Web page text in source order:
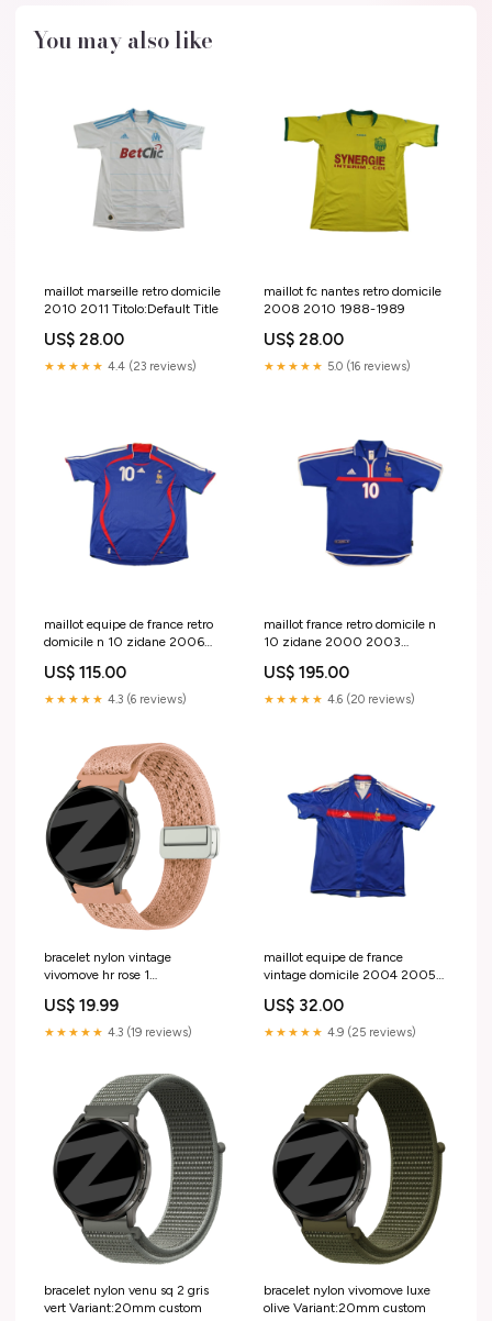
You may also like
maillot marseille retro domicile
2010 2011 Titolo:Default Title
US$ 28.00
★★★★★ 4.4 (23 reviews)
maillot fc nantes retro domicile
2008 2010 1988-1989
US$ 28.00
★★★★★ 5.0 (16 reviews)
maillot equipe de france retro
domicile n 10 zidane 2006
US$ 115.00
★★★★★ 4.3 (6 reviews)
maillot france retro domicile n
10 zidane 2000 2003
US$ 195.00
★★★★★ 4.6 (20 reviews)
bracelet nylon vintage
vivomove hr rose 1
US$ 19.99
★★★★★ 4.3 (19 reviews)
maillot equipe de france
vintage domicile 2004 2005
US$ 32.00
★★★★★ 4.9 (25 reviews)
bracelet nylon venu sq 2 gris
vert Variant:20mm custom
bracelet nylon vivomove luxe
olive Variant:20mm custom